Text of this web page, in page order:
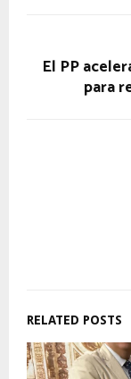
El PP
para
RELATED POSTS